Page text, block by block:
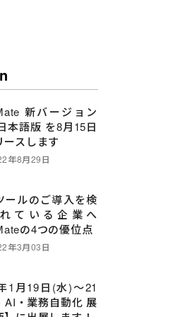
新バージョン
本語版 を8月15日
ースします
年8月29日
ールのご導入を検
ている企業へ
の4つの優位点
年3月03日
1月19日(水)～21
AI・業務自動化 展